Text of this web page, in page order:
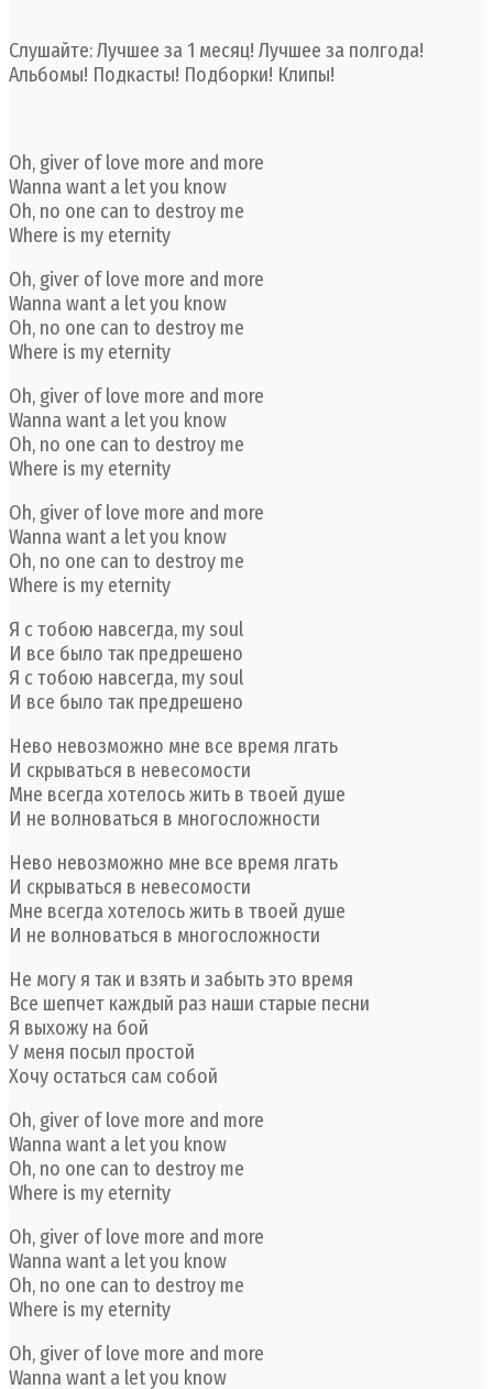
Слушайте: Лучшее за 1 месяц! Лучшее за полгода!
Альбомы! Подкасты! Подборки! Клипы!
Oh, giver of love more and more
Wanna want a let you know
Oh, no one can to destroy me
Where is my eternity
Oh, giver of love more and more
Wanna want a let you know
Oh, no one can to destroy me
Where is my eternity
Oh, giver of love more and more
Wanna want a let you know
Oh, no one can to destroy me
Where is my eternity
Oh, giver of love more and more
Wanna want a let you know
Oh, no one can to destroy me
Where is my eternity
Я с тобою навсегда, my soul
И все было так предрешено
Я с тобою навсегда, my soul
И все было так предрешено
Нево невозможно мне все время лгать
И скрываться в невесомости
Мне всегда хотелось жить в твоей душе
И не волноваться в многосложности
Нево невозможно мне все время лгать
И скрываться в невесомости
Мне всегда хотелось жить в твоей душе
И не волноваться в многосложности
Не могу я так и взять и забыть это время
Все шепчет каждый раз наши старые песни
Я выхожу на бой
У меня посыл простой
Хочу остаться сам собой
Oh, giver of love more and more
Wanna want a let you know
Oh, no one can to destroy me
Where is my eternity
Oh, giver of love more and more
Wanna want a let you know
Oh, no one can to destroy me
Where is my eternity
Oh, giver of love more and more
Wanna want a let you know